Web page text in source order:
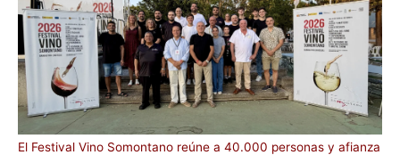
El Festival Vino Somontano reúne a 40.000 personas y afianza